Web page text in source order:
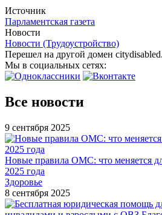
Источник
Парламентская газета
Новости
Новости (Трудоустройство)
Перешел на другой домен
Мы в социальных сетях:
Все новости
9 сентября 2025
Новые правила ОМС: что меняется
2025 года
Здоровье
8 сентября 2025